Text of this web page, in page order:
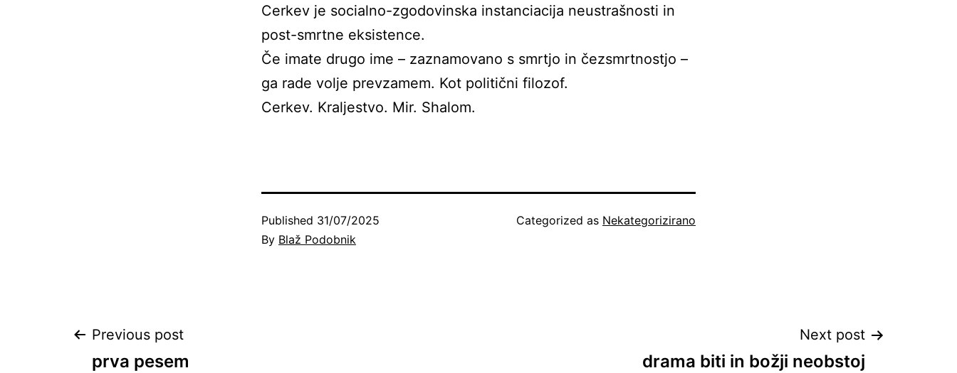
Cerkev je socialno-zgodovinska instanciacija neustrašnosti in
post-smrtne eksistence.
Če imate drugo ime – zaznamovano s smrtjo in čezsmrtnostjo –
ga rade volje prevzamem. Kot politični filozof.
Cerkev. Kraljestvo. Mir. Shalom.
Published 31/07/2025
By Blaž Podobnik
Categorized as Nekategorizirano
Post
Previous post
prva pesem
Next post
drama biti in božji neobstoj